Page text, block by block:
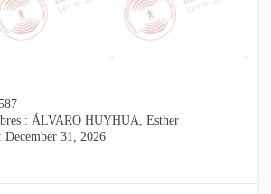
: ÁLVARO HUYHUA, Esther
December 31, 2026